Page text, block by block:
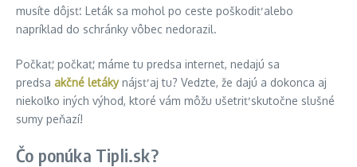
musíte dôjsť. Leták sa mohol po ceste poškodiť alebo
napríklad do schránky vôbec nedorazil.
Počkať, počkať, máme tu predsa internet, nedajú sa
predsa akčné letákynájsť aj tu? Vedzte, že dajú a dokonca aj
niekoľko iných výhod, ktoré vám môžu ušetriť skutočne slušné
sumy peňazí!
Čo ponúka Tipli.sk?